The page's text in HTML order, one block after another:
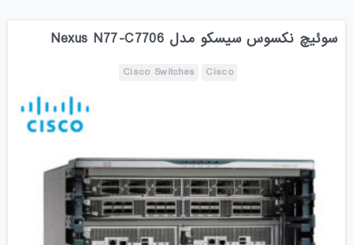
سوئیچ نکسوس سیسکو مدل Nexus N77-C7706
Cisco
Cisco Switches